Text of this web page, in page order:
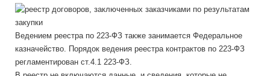
Ведением реестра по 223-ФЗ также занимается Федеральное
казначейство. Порядок ведения реестра контрактов по 223-ФЗ
регламентирован ст.4.1 223-ФЗ.